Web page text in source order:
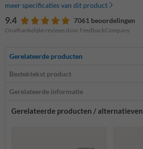
meer specificaties van dit product
9.4 7061 beoordelingen
Onafhankelijke reviews door FeedbackCompany
Gerelateerde producten
Bestektekst product
Gerelateerde informatie
Gerelateerde producten / alternatieven